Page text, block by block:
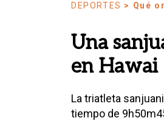
DEPORTES > Qué
Una
en Hawai
La triatleta
tiempo de